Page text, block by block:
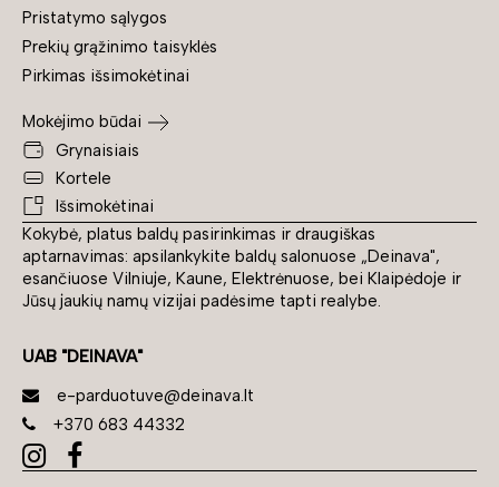
Kokybė, platus baldų pasirinkimas ir draugiškas
aptarnavimas: apsilankykite baldų salonuose „Deinava",
esančiuose Vilniuje, Kaune, Elektrėnuose, bei Klaipėdoje ir
Jūsų jaukių namų vizijai padėsime tapti realybe.
UAB "DEINAVA"
e-parduotuve@deinava.lt
+370 683 44332
Pristatymo sąlygos
Prekių grąžinimo taisyklės
Pirkimas išsimokėtinai
Mokėjimo būdai
Grynaisiais
Kortele
Išsimokėtinai